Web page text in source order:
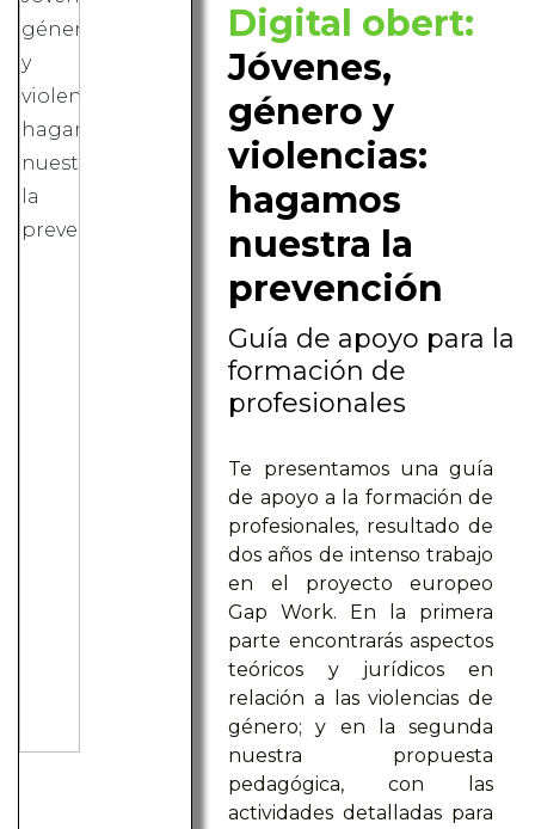
Digital obert:
Jóvenes,
género y
violencias:
hagamos
nuestra la
prevención
Guía de apoyo para la
formación de
profesionales
Te presentamos una guía
de apoyo a la formación de
profesionales, resultado de
dos años de intenso trabajo
en el proyecto europeo
Gap Work. En la primera
parte encontrarás aspectos
teóricos y jurídicos en
relación a las violencias de
género; y en la segunda
nuestra propuesta
pedagógica, con las
actividades detalladas para